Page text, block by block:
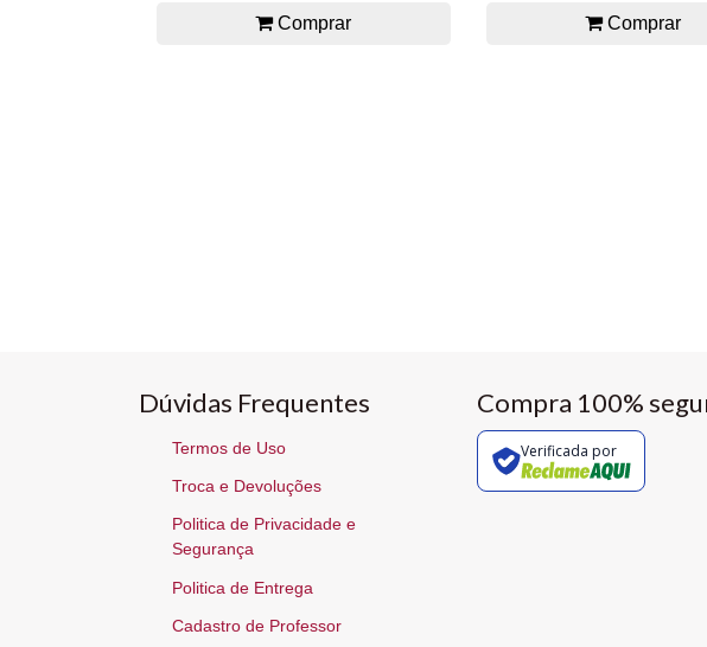
Comprar Comprar
Dúvidas Frequentes
Termos de Uso
Troca e Devoluções
Politica de Privacidade e
Segurança
Politica de Entrega
Cadastro de Professor
Compra 100%
Verificada por